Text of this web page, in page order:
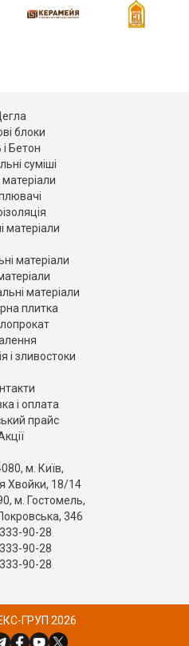
блоки
Бетон
суміші
матеріали
матеріали
матеріали
матеріали
плитка
і зливостоки
і оплата
прайс
м. Київ,
Хвойки, 18/14
м. Гостомель,
346
90-28
90-28
90-28
ГРУП 2026